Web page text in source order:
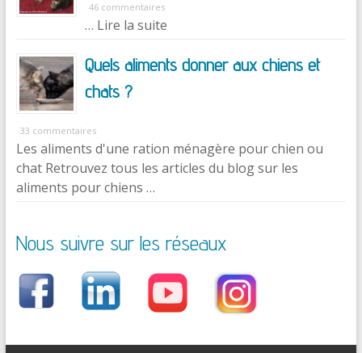
46 commentaires
… Lire la suite
Quels aliments donner aux chiens et
chats ?
33 commentaires
Les aliments d'une ration ménagère pour chien ou
chat Retrouvez tous les articles du blog sur les
aliments pour chiens …
Nous suivre sur les réseaux